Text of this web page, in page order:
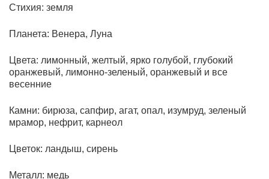
Стихия: земля
Планета: Венера, Луна
Цвета: лимонный, желтый, ярко голубой, глубокий
оранжевый, лимонно-зеленый, оранжевый и все
весенние
Камни: бирюза, сапфир, агат, опал, изумруд, зеленый
мрамор, нефрит, карнеол
Цветок: ландыш, сирень
Металл: медь